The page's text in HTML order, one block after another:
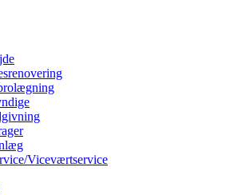
Viceværtservice